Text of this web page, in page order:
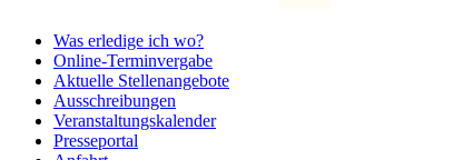
Was erledige ich wo?
Online-Terminvergabe
Aktuelle Stellenangebote
Ausschreibungen
Veranstaltungskalender
Presseportal